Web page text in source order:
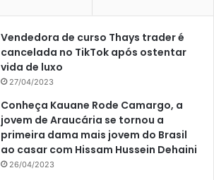
Vendedora de curso Thays trader é
cancelada no TikTok após ostentar
vida de luxo
27/04/2023
Conheça Kauane Rode Camargo, a
jovem de Araucária se tornou a
primeira dama mais jovem do Brasil
ao casar com Hissam Hussein Dehaini
26/04/2023